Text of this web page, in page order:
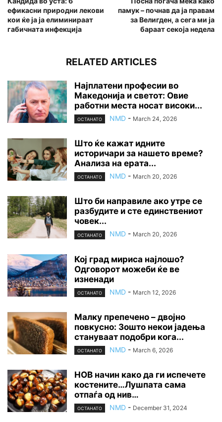
ефикасни природни лекови
кои ќе ја ја елиминираат
габичната инфекција
памук – почнав да ја правам
за Велигден, а сега ми ја
бараат секоја недела
RELATED ARTICLES
Најплатени професии во
Македонија и светот: Овие
работни места носат високи...
ОСТАНАТО NMD - March 24, 2026
Што ќе кажат идните
историчари за нашето време?
Анализа на ерата...
ОСТАНАТО NMD - March 20, 2026
Што би направиле ако утре се
разбудите и сте единствениот
човек...
ОСТАНАТО NMD - March 20, 2026
Кој град мириса најлошо?
Одговорот можеби ќе ве
изненади
ОСТАНАТО NMD - March 12, 2026
Малку препечено – двојно
повкусно: Зошто некои јадења
стануваат подобри кога...
ОСТАНАТО NMD - March 6, 2026
НОВ начин како да ги испечете
костените…Лушпата сама
отпаѓа од нив…
ОСТАНАТО NMD - December 31, 2024